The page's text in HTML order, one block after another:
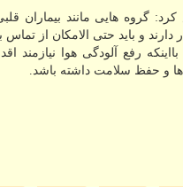
گروه هایی مانند بیماران قلبی
و باید حتی الامکان از تماس
رفع آلودگی هوا
و حفظ سلامت داشته باشد.